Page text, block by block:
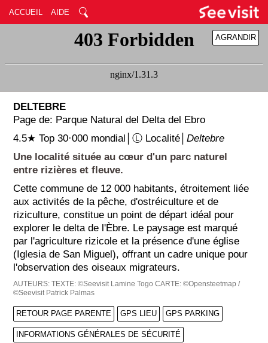
ACCUEIL AIDE
RÉDUIRE
AGRANDIR
DELTEBRE
Page de: Parque Natural del Delta del Ebro
4.5★ Top 30·000 mondial│Ⓛ Localité│Deltebre
Une localité située au cœur d'un parc naturel
entre rizières et fleuve.
Cette commune de 12 000 habitants, étroitement liée
aux activités de la pêche, d'ostréiculture et de
riziculture, constitue un point de départ idéal pour
explorer le delta de l'Èbre. Le paysage est marqué
par l'agriculture rizicole et la présence d'une église
(Iglesia de San Miguel), offrant un cadre unique pour
l'observation des oiseaux migrateurs.
AUTEURS:TEXTE: ©Seevisit Lamine Togo CARTE: ©Opensteetmap /
©Seevisit Patrick Palmas
RETOUR PAGE PARENTE GPS LIEU GPS PARKING
INFORMATIONS GÉNÉRALES DE SÉCURITÉ